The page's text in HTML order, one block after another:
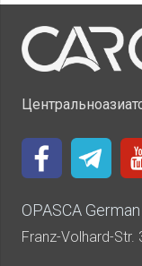
OPASCA
Franz-Volhard-